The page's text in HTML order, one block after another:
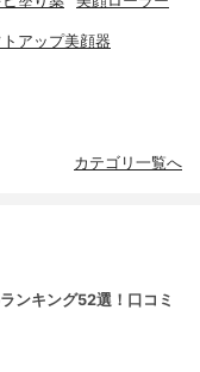
トアップ美顔器
カテゴリ一覧へ
ンキング52選！口コミ